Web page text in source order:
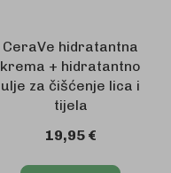
CeraVe hidratantna
krema + hidratantno
ulje za čišćenje lica i
tijela
19,95 €